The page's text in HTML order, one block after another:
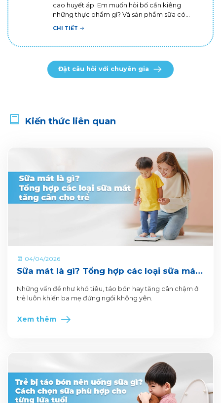
cao huyết áp. Em muốn hỏi bố cần kiêng
những thực phẩm gì? Và sản phẩm sữa có
thành phần gì thì tốt cho bố ạ? Em cảm ơn bác
CHI TIẾT
Đặt câu hỏi với chuyên gia
Kiến thức liên quan
04/04/2026
Sữa mát là gì? Tổng hợp các loại sữa mát
tăng cân cho trẻ
Những vấn đề như khó tiêu, táo bón hay tăng cân chậm ở
trẻ luôn khiến ba mẹ đứng ngồi không yên.
Xem thêm